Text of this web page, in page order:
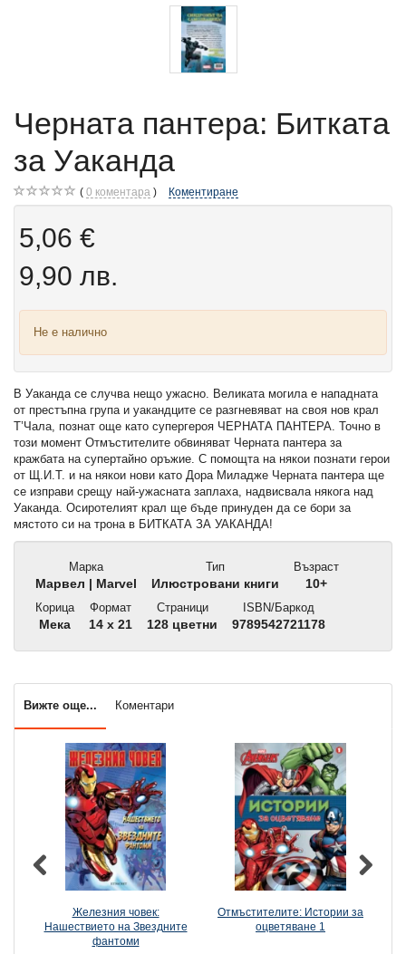
Черната пантера: Битката
за Уаканда
0 коментара Коментиране
5,06 €
9,90 лв.
Не е налично
В Уаканда се случва нещо ужасно. Великата могила е нападната
от престъпна група и уакандците се разгневяват на своя нов крал
Т’Чала, познат още като супергероя ЧЕРНАТА ПАНТЕРА. Точно в
този момент Отмъстителите обвиняват Черната пантера за
кражбата на супертайно оръжие. С помощта на някои познати герои
от Щ.И.Т. и на някои нови като Дора Миладже Черната пантера ще
се изправи срещу най-ужасната заплаха, надвисвала някога над
Уаканда. Осиротелият крал ще бъде принуден да се бори за
мястото си на трона в БИТКАТА ЗА УАКАНДА!
Марка
Марвел | Marvel
Тип
Илюстровани книги
Възраст
10+
Корица
Мека
Формат
14 x 21
Страници
128 цветни
ISBN/Баркод
9789542721178
Вижте още... Коментари
Железния човек:
Нашествието на Звездните
фантоми
Отмъстителите: Истории за
оцветяване 1